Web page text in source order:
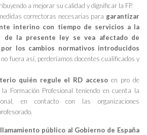
a mejorar su calidad y dignificar la FP.
correctoras necesarias para garantizar
interino con tiempo de servicios a la
de la presente ley se vea afectado de
los cambios normativos introducidos
no fuera así, perderíamos docentes cualificados y
quién regule el RD acceso en pro de
Formación Profesional teniendo en cuenta la
en contacto con las organizaciones
llamamiento público al Gobierno de España